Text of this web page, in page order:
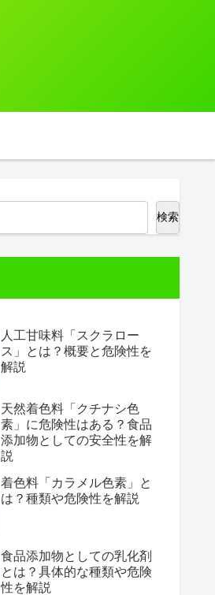
検索
人工甘味料「スクラロー
ス」とは？概要と危険性を
解説
天然着色料「クチナシ色
素」に危険性はある？食品
添加物としての安全性を解
説
着色料「カラメル色素」と
は？種類や危険性を解説
食品添加物としての乳化剤
とは？具体的な種類や危険
性を解説